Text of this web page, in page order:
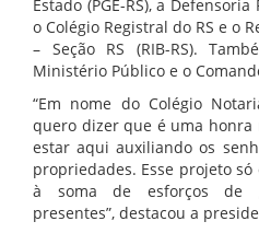
Estado (PGE-RS), a Defensoria
o Colégio Registral do RS e o
– Seção RS (RIB-RS).
Ministério Público e o
“Em nome do Colégio
quero dizer que é uma
estar aqui auxiliando os
propriedades. Esse projeto
à soma de esforços de
presentes”, destacou a